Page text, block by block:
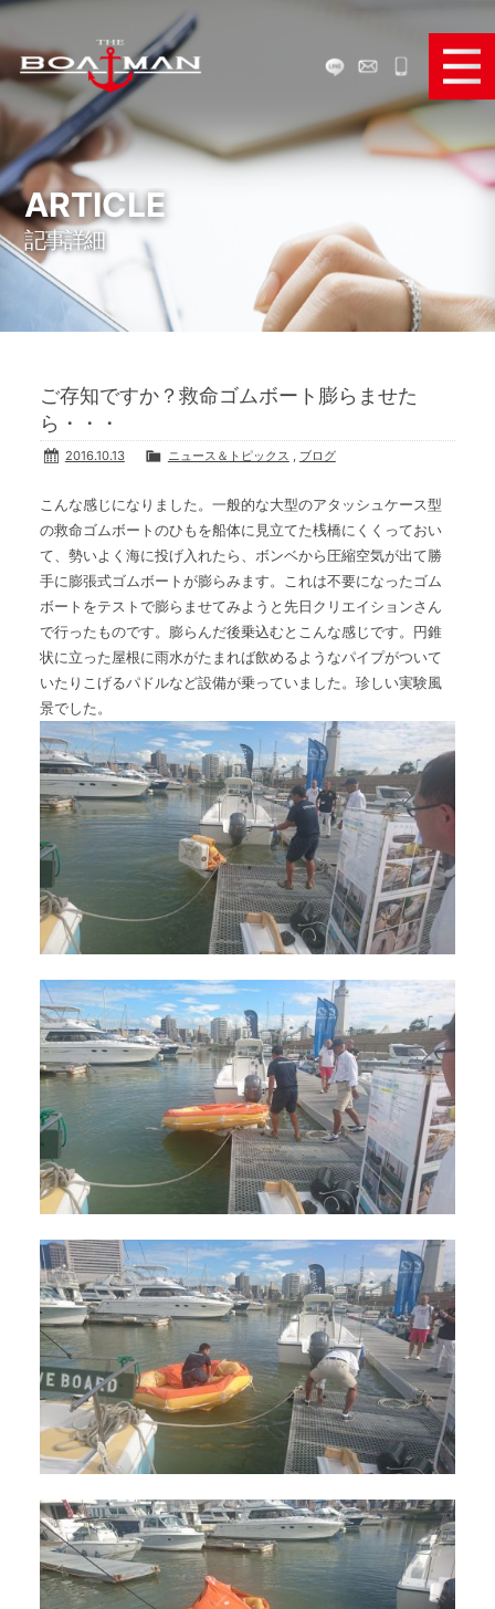
ボートで遊ぶ
ボートを買う
ボートを売る
ボートパーツ販売
お役立ち情報
メディア＆SNS
The Boat Manとは
ARTICLE
記事詳細
ご存知ですか？救命ゴムボート膨らませた
ら・・・
2016.10.13 ニュース＆トピックス ブログ
こんな感じになりました。一般的な大型のアタッシュケース型
の救命ゴムボートのひもを船体に見立てた桟橋にくくっておい
て、勢いよく海に投げ入れたら、ボンベから圧縮空気が出て勝
手に膨張式ゴムボートが膨らみます。これは不要になったゴム
ボートをテストで膨らませてみようと先日クリエイションさん
で行ったものです。膨らんだ後乗込むとこんな感じです。円錐
状に立った屋根に雨水がたまれば飲めるようなパイプがついて
いたりこげるパドルなど設備が乗っていました。珍しい実験風
景でした。